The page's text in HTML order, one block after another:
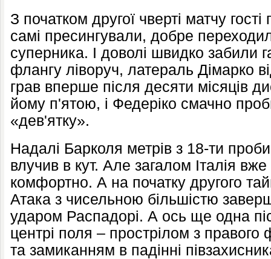
З початком другої чверті матчу
самі пресингували, добре
суперника. І доволі швидко забили
флангу ліворуч, латераль Дімарко
грав вперше після десяти місяців
йому п'ятою, і Федеріко смачно
«дев'ятку».
Надалі Барколя метрів з 18-ти
влучив в кут. Але загалом Італія
комфортно. А на початку другого
Атака з чисельною більшістю
ударом Распадорі. А ось ще одна
центрі поля – прострілом з правого
та замиканням в падінні